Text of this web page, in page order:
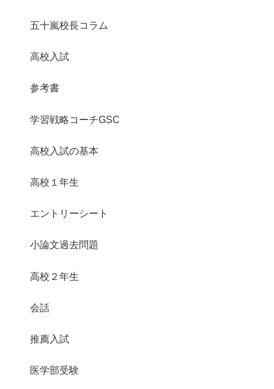
五十嵐校長コラム
高校入試
参考書
学習戦略コーチGSC
高校入試の基本
高校１年生
エントリーシート
小論文過去問題
高校２年生
会話
推薦入試
医学部受験